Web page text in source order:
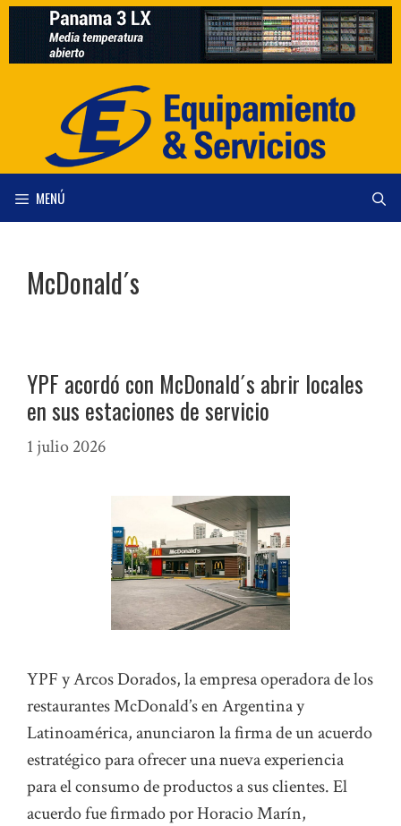
Saltar
contenido
MENÚ
McDonald´s
YPF acordó con McDonald´s abrir locales
en sus estaciones de servicio
1 julio 2026
YPF y Arcos Dorados, la empresa operadora de los
restaurantes McDonald’s en Argentina y
Latinoamérica, anunciaron la firma de un acuerdo
estratégico para ofrecer una nueva experiencia
para el consumo de productos a sus clientes. El
acuerdo fue firmado por Horacio Marín,